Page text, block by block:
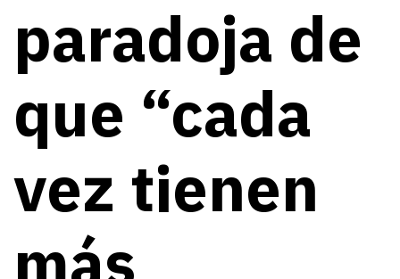
paradoja de
que “cada
vez tienen
más